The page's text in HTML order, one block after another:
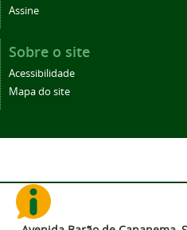
Assine
Sobre o site
Acessibilidade
Mapa do site